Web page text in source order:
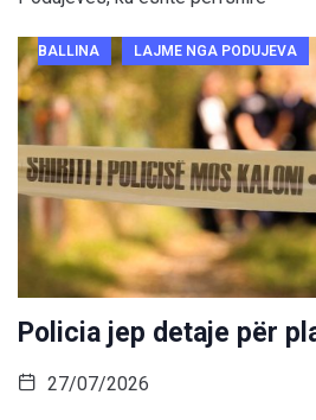
BALLINA LAJME NGA PODUJEVA
Policia jep detaje për
27/07/2026